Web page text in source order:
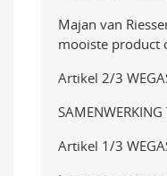
Majan van
mooiste product
Artikel 2/3
SAMENWERKING
Artikel 1/3